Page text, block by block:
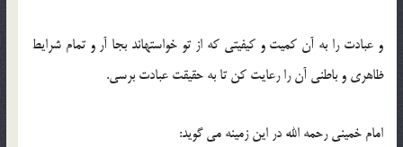
و عبادت را به آن كميت و كيفيتى كه از تو خواسته‏اند بجا آر و تمام شرايط
ظاهرى و باطنى آن را رعايت كن تا به حقيقت عبادت برسى.
امام خمينى رحمه الله در اين زمينه مى ‏گويد: